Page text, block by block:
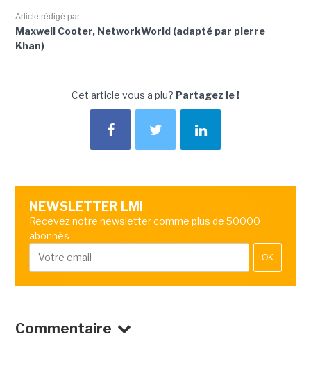
Article rédigé par
Maxwell Cooter, NetworkWorld (adapté par pierre
Khan)
Cet article vous a plu? Partagez le !
NEWSLETTER LMI
Recevez notre newsletter comme plus de 50000
abonnés
OK
Commentaire